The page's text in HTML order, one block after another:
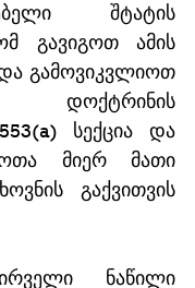
შტატის
გავიგოთ ამის
გამოვიკვლიოთ
დოქტრინის
სექცია და
მიერ მათი
გაქვითვის
ნაწილი